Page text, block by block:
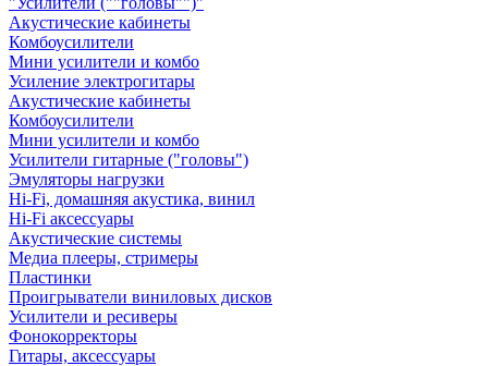
Акустические кабинеты
Комбоусилители
Мини усилители и комбо
Усиление электрогитары
Акустические кабинеты
Комбоусилители
Мини усилители и комбо
Усилители гитарные ("головы")
Эмуляторы нагрузки
Hi-Fi, домашняя акустика, винил
Hi-Fi аксессуары
Акустические системы
Медиа плееры, стримеры
Пластинки
Проигрыватели виниловых дисков
Усилители и ресиверы
Фонокорректоры
Гитары, аксессуары